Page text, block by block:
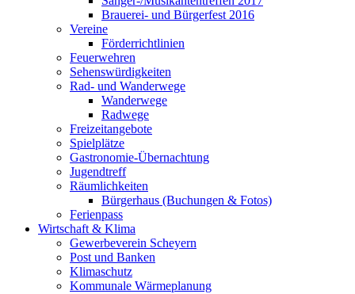
Brauerei- und Bürgerfest 2016
Vereine
Förderrichtlinien
Feuerwehren
Sehenswürdigkeiten
Rad- und Wanderwege
Wanderwege
Radwege
Freizeitangebote
Spielplätze
Gastronomie-Übernachtung
Jugendtreff
Räumlichkeiten
Bürgerhaus (Buchungen & Fotos)
Ferienpass
Wirtschaft & Klima
Gewerbeverein Scheyern
Post und Banken
Klimaschutz
Kommunale Wärmeplanung